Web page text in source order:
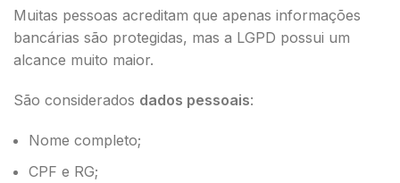
Muitas pessoas acreditam que apenas informações
bancárias são protegidas, mas a LGPD possui um
alcance muito maior.
São considerados dados pessoais:
Nome completo;
CPF e RG;